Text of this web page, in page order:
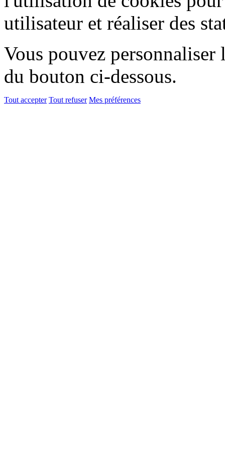
utilisateur et réaliser des
Vous pouvez
du bouton ci-dessous.
Tout accepter Tout refuser Mes préférences